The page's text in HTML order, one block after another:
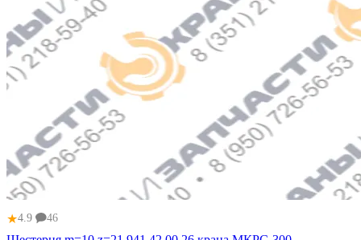
★4.9 46